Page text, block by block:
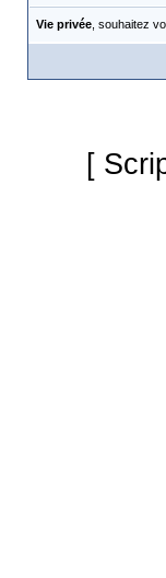
Vie privée, souhaitez
[